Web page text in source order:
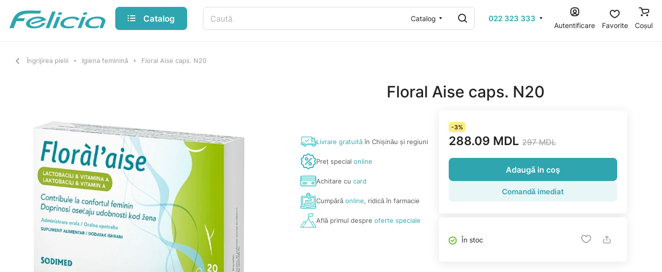
Catalog Catalog 022 323 333
Autentificare Favorite Coșul
Îngrijirea pielii Igiena feminină Floral Aise caps. N20
Floral Aise caps. N20
Livrare gratuităîn Chișinău și regiuni
Preț specialonline
Achitare cucard
Cumpărăonline, ridică în farmacie
Află primul despreoferte speciale
-3%
288.09 MDL 297 MDL
Adaugă in coş
Comandă imediat
În stoc